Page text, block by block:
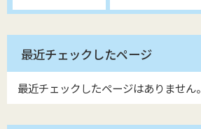
最近チェックしたページ
最近チェックしたページはありません。